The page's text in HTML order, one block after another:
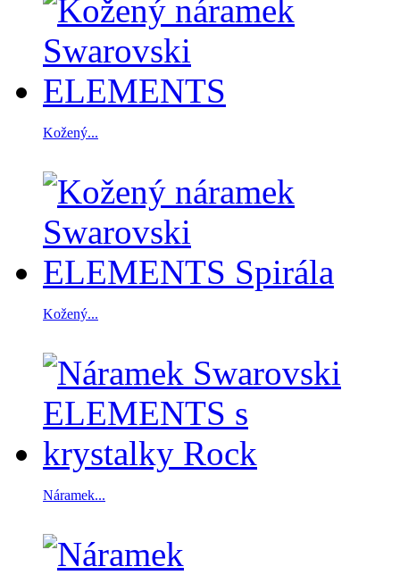
Kožený...
Kožený...
Náramek...